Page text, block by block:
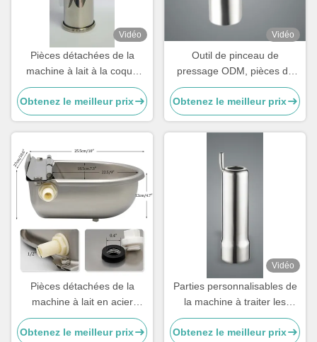
Vidéo
Pièces détachées de la
machine à lait à la coque
200g sur mesure pour les
tasses de thé.
Obtenez le meilleur prix
Vidéo
Outil de pinceau de
pressage ODM, pièces de
machine de traite en acier
inoxydable pour vaches
Obtenez le meilleur prix
Pièces détachées de la
machine à lait en acier
inoxydable
Obtenez le meilleur prix
Vidéo
Parties personnalisables de
la machine à traiter les
vaches, pièces de rechange
de la machine à traiter les
Obtenez le meilleur prix